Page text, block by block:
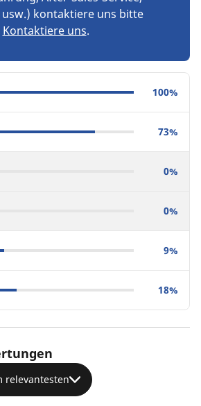
kontaktiere uns bitte
Kontaktiere uns.
100%
73%
0%
0%
9%
18%
relevantesten